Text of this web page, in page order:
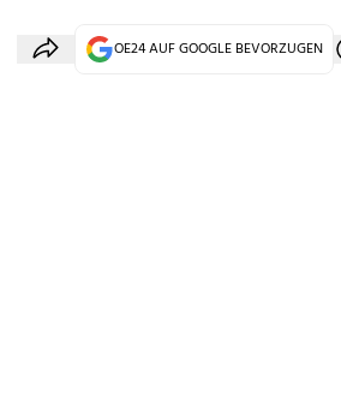
OE24 AUF GOOGLE BEVORZUGEN